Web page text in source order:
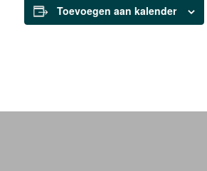
Toevoegen aan kalender